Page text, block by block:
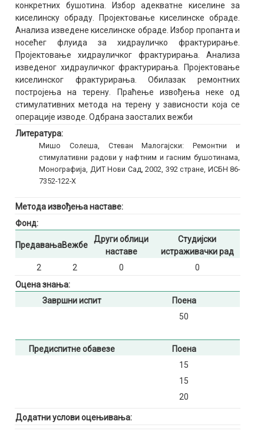
конкретних бушотина. Избор адекватне киселине за
киселинску обраду. Пројектовање киселинске обраде.
Анализа изведене киселинске обраде. Избор пропанта и
носећег флуида за хидрауличко фрактурирање.
Пројектовање хидрауличког фрактурирања. Анализа
изведеног хидрауличког фрактурирања. Пројектовање
киселинског фрактурирања. Обилазак ремонтних
постројења на терену. Праћење извођења неке од
стимулативних метода на терену у зависности која се
операције изводе. Одбрана заосталих вежби
Литература:
Мишо Солеша, Стеван Малогајски: Ремонтни и
стимулативни радови у нафтним и гасним бушотинама,
Монографија, ДИТ Нови Сад, 2002, 392 стране, ИСБН 86-
7352-122-X
Метода извођења наставе:
Фонд:
ПредавањаВежбе
Други облици
наставе
Студијски
истраживачки рад
2
2 0
0
Оцена знања:
Завршни испит
Поена
50
Предиспитне обавезе
Поена
15
15
20
Додатни услови оцењивања: